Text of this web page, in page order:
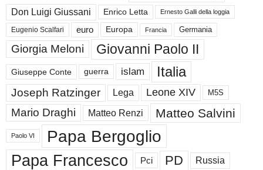
Don Luigi Giussani Enrico Letta Ernesto Galli della loggia
Eugenio Scalfari euro Europa Francia Germania
Giorgia Meloni Giovanni Paolo II
Giuseppe Conte guerra islam Italia
Joseph Ratzinger Lega Leone XIV M5S
Mario Draghi Matteo Renzi Matteo Salvini
Paolo VI Papa Bergoglio
Papa Francesco Pci PD Russia